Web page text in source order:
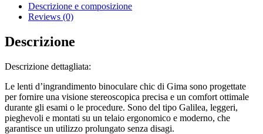
Descrizione e composizione
Reviews (0)
Descrizione
Descrizione dettagliata:
Le lenti d’ingrandimento binoculare chic di Gima sono progettate
per fornire una visione stereoscopica precisa e un comfort ottimale
durante gli esami o le procedure. Sono del tipo Galilea, leggeri,
pieghevoli e montati su un telaio ergonomico e moderno, che
garantisce un utilizzo prolungato senza disagi.